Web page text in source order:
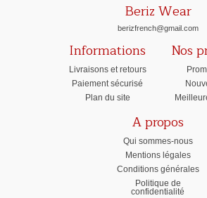
Beriz Wear
berizfrench@gmail.com
Informations
Livraisons et retours
Paiement sécurisé
Plan du site
Nos
A propos
Qui sommes-nous
Mentions légales
Conditions générales
Politique de
confidentialité